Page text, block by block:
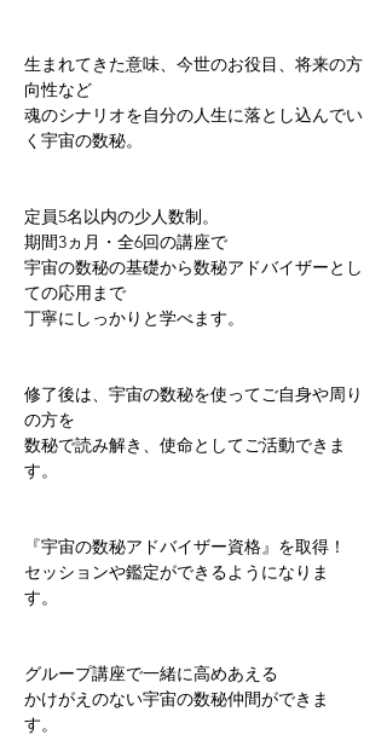
生まれてきた意味、今世のお役目、将来の方
向性など
魂のシナリオを自分の人生に落とし込んでい
く宇宙の数秘。
定員5名以内の少人数制。
期間3ヵ月・全6回の講座で
宇宙の数秘の基礎から数秘アドバイザーとし
ての応用まで
丁寧にしっかりと学べます。
修了後は、宇宙の数秘を使ってご自身や周り
の方を
数秘で読み解き、使命としてご活動できま
す。
『宇宙の数秘アドバイザー資格』を取得！
セッションや鑑定ができるようになりま
す。
グループ講座で一緒に高めあえる
かけがえのない宇宙の数秘仲間ができま
す。